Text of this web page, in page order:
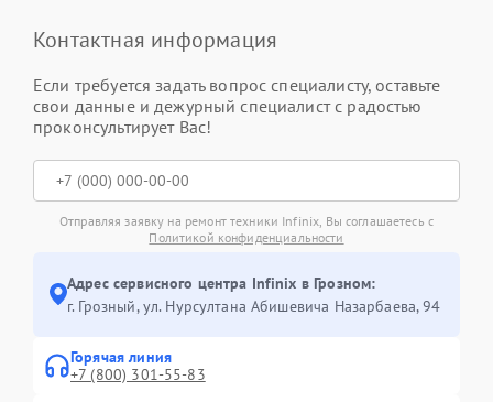
Контактная информация
Если требуется задать вопрос специалисту, оставьте
свои данные и дежурный специалист с радостью
проконсультирует Вас!
Отправляя заявку на ремонт техники Infinix, Вы соглашаетесь с
Политикой конфиденциальности
Адрес сервисного центра Infinix в Грозном:
г. Грозный, ул. Нурсултана Абишевича Назарбаева, 94
Горячая линия
+7 (800) 301-55-83